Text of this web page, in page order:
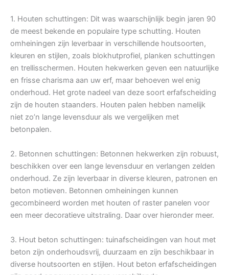
1. Houten schuttingen: Dit was waarschijnlijk begin jaren 90
de meest bekende en populaire type schutting. Houten
omheiningen zijn leverbaar in verschillende houtsoorten,
kleuren en stijlen, zoals blokhutprofiel, planken schuttingen
en trellisschermen. Houten hekwerken geven een natuurlijke
en frisse charisma aan uw erf, maar behoeven wel enig
onderhoud. Het grote nadeel van deze soort erfafscheiding
zijn de houten staanders. Houten palen hebben namelijk
niet zo’n lange levensduur als we vergelijken met
betonpalen.
2. Betonnen schuttingen: Betonnen hekwerken zijn robuust,
beschikken over een lange levensduur en verlangen zelden
onderhoud. Ze zijn leverbaar in diverse kleuren, patronen en
beton motieven. Betonnen omheiningen kunnen
gecombineerd worden met houten of raster panelen voor
een meer decoratieve uitstraling. Daar over hieronder meer.
3. Hout beton schuttingen: tuinafscheidingen van hout met
beton zijn onderhoudsvrij, duurzaam en zijn beschikbaar in
diverse houtsoorten en stijlen. Hout beton erfafscheidingen